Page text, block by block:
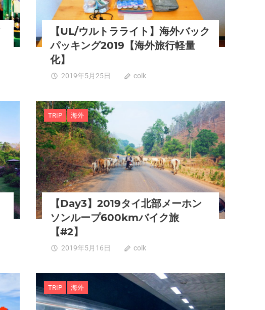
【UL/ウルトラライト】海外バック
パッキング2019【海外旅行軽量
化】
2019年5月25日 colk
TRIP 海外
【Day3】2019タイ北部メーホン
ソンループ600kmバイク旅
【#2】
2019年5月16日 colk
TRIP 海外